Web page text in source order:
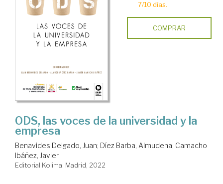
7/10 días.
COMPRAR
ODS, las voces de la universidad y la
empresa
Benavides Delgado, Juan; Díez Barba, Almudena; Camacho
Ibáñez, Javier
Editorial Kolima. Madrid, 2022